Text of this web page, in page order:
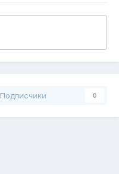
Подписчики 0